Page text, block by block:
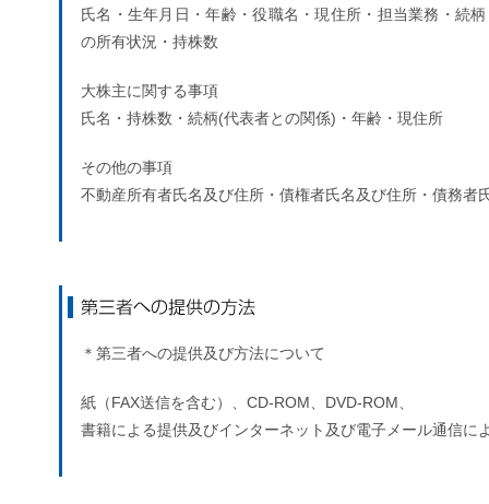
氏名・生年月日・年齢・役職名・現住所・担当業務・続
の所有状況・持株数
大株主に関する事項
氏名・持株数・続柄(代表者との関係)・年齢・現住所
その他の事項
不動産所有者氏名及び住所・債権者氏名及び住所・債務者
＊第三者への提供及び方法について
紙（FAX送信を含む）、CD-ROM、DVD-ROM、
書籍による提供及びインターネット及び電子メール通信に